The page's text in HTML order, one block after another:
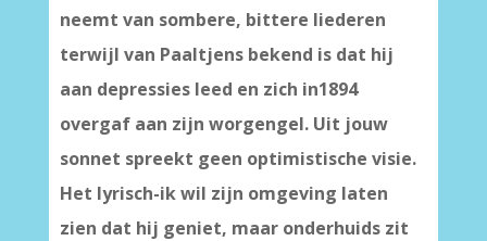
neemt van sombere, bittere liederen
terwijl van Paaltjens bekend is dat hij
aan depressies leed en zich in1894
overgaf aan zijn worgengel. Uit jouw
sonnet spreekt geen optimistische visie.
Het lyrisch-ik wil zijn omgeving laten
zien dat hij geniet, maar onderhuids zit